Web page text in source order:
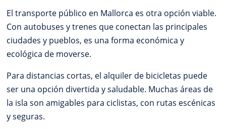
El transporte público en Mallorca es otra opción viable.
Con autobuses y trenes que conectan las principales
ciudades y pueblos, es una forma económica y
ecológica de moverse.
Para distancias cortas, el alquiler de bicicletas puede
ser una opción divertida y saludable. Muchas áreas de
la isla son amigables para ciclistas, con rutas escénicas
y seguras.